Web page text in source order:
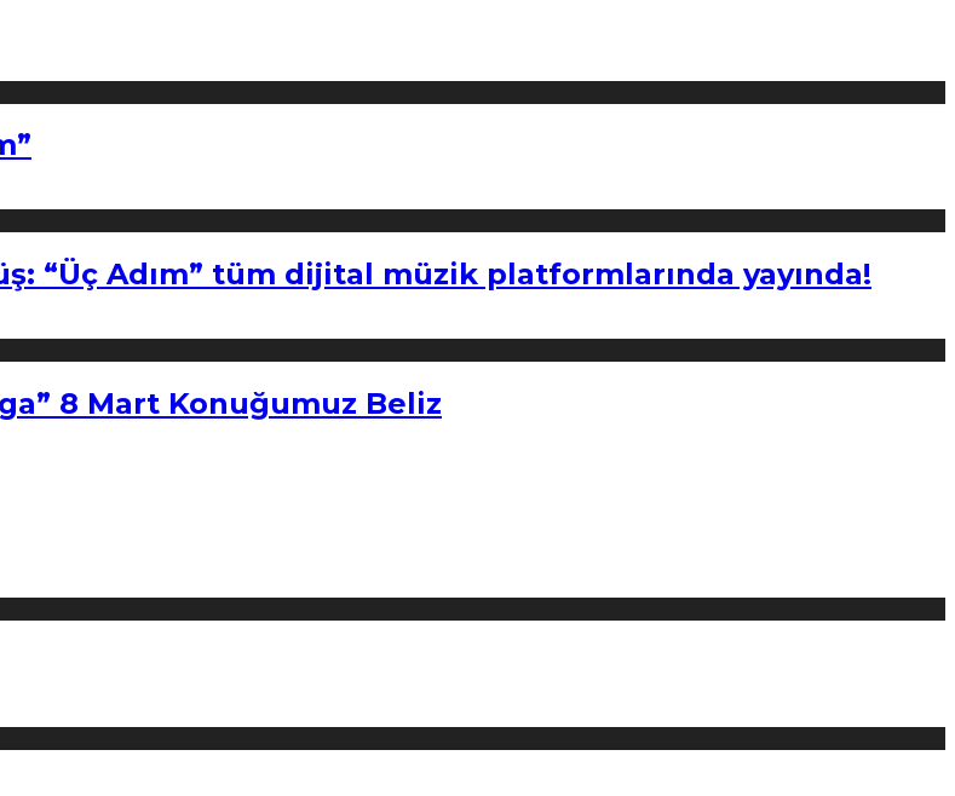
“Üç Adım” tüm dijital müzik platformlarında yayında!
8 Mart Konuğumuz Beliz